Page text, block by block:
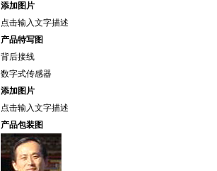
添加图片
点击输入文字描述
产品特写图
背后接线
数字式传感器
添加图片
点击输入文字描述
产品包装图